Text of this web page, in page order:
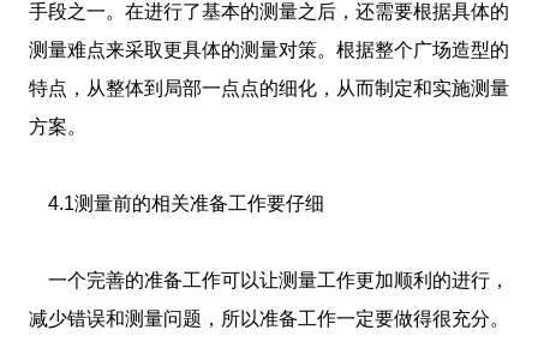
手段之一。在进行了基本的测量之后，还需要根据具体的
测量难点来采取更具体的测量对策。根据整个广场造型的
特点，从整体到局部一点点的细化，从而制定和实施测量
方案。
4.1测量前的相关准备工作要仔细
一个完善的准备工作可以让测量工作更加顺利的进行，
减少错误和测量问题，所以准备工作一定要做得很充分。